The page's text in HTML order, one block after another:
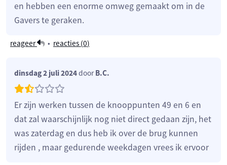
en hebben een enorme omweg gemaakt om in de
Gavers te geraken.
reageer • reacties (0)
dinsdag 2 juli 2024doorB.C.
Er zijn werken tussen de knooppunten 49 en 6 en
dat zal waarschijnlijk nog niet direct gedaan zijn, het
was zaterdag en dus heb ik over de brug kunnen
rijden , maar gedurende weekdagen vrees ik ervoor